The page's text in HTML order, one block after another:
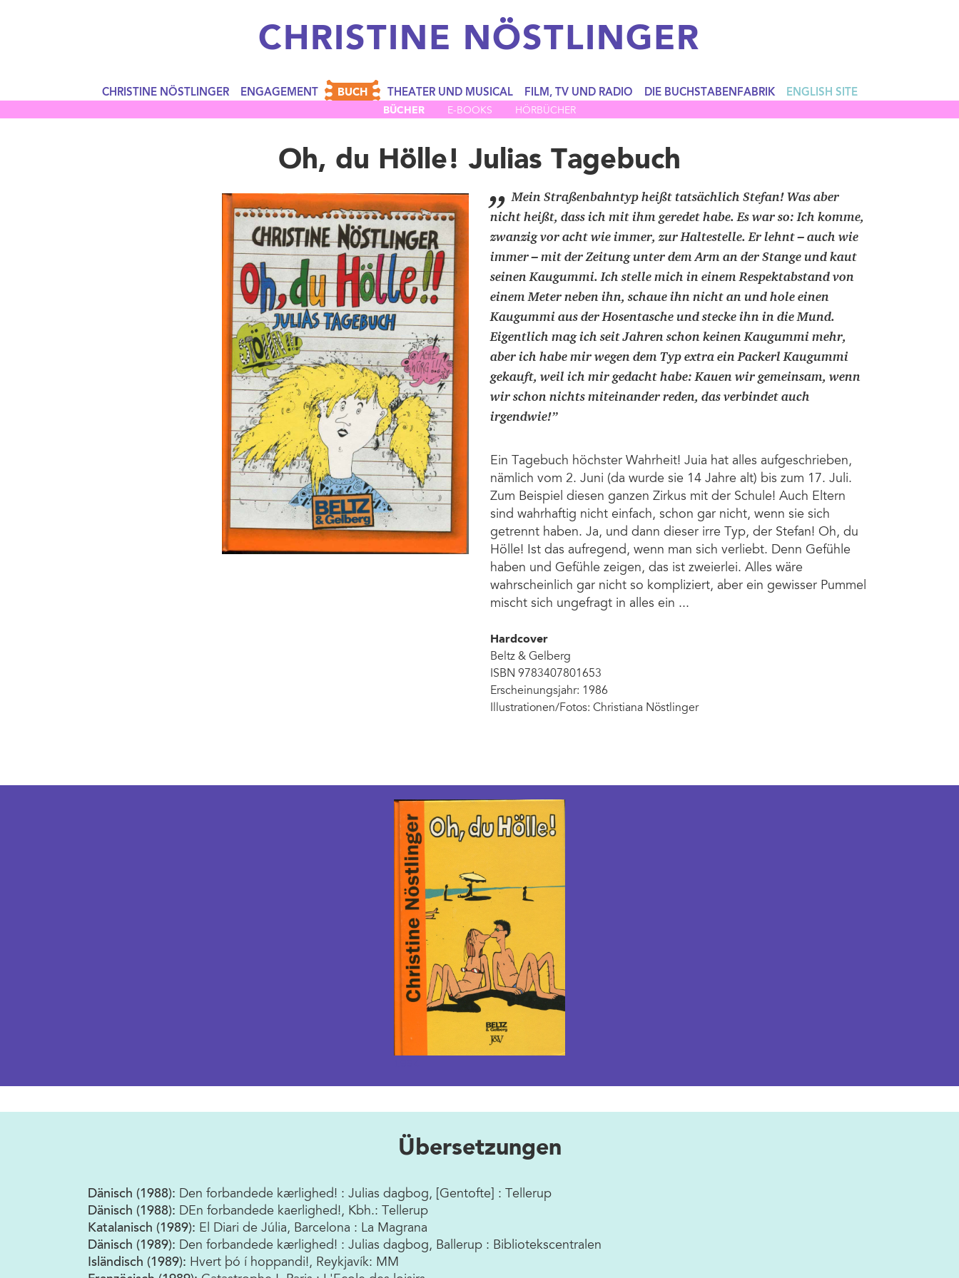
CHRISTINE NÖSTLINGER
CHRISTINE NÖSTLINGER ENGAGEMENT BUCH THEATER UND MUSICAL FILM, TV UND RADIO DIE BUCHSTABENFABRIK ENGLISH SITE
BÜCHER E-BOOKS HÖRBÜCHER
Oh, du Hölle! Julias Tagebuch
„ Mein Straßenbahntyp heißt tatsächlich Stefan! Was aber
nicht heißt, dass ich mit ihm geredet habe. Es war so: Ich komme,
zwanzig vor acht wie immer, zur Haltestelle. Er lehnt – auch wie
immer – mit der Zeitung unter dem Arm an der Stange und kaut
seinen Kaugummi. Ich stelle mich in einem Respektabstand von
einem Meter neben ihn, schaue ihn nicht an und hole einen
Kaugummi aus der Hosentasche und stecke ihn in die Mund.
Eigentlich mag ich seit Jahren schon keinen Kaugummi mehr,
aber ich habe mir wegen dem Typ extra ein Packerl Kaugummi
gekauft, weil ich mir gedacht habe: Kauen wir gemeinsam, wenn
wir schon nichts miteinander reden, das verbindet auch
irgendwie!”
Ein Tagebuch höchster Wahrheit! Juia hat alles aufgeschrieben,
nämlich vom 2. Juni (da wurde sie 14 Jahre alt) bis zum 17. Juli.
Zum Beispiel diesen ganzen Zirkus mit der Schule! Auch Eltern
sind wahrhaftig nicht einfach, schon gar nicht, wenn sie sich
getrennt haben. Ja, und dann dieser irre Typ, der Stefan! Oh, du
Hölle! Ist das aufregend, wenn man sich verliebt. Denn Gefühle
haben und Gefühle zeigen, das ist zweierlei. Alles wäre
wahrscheinlich gar nicht so kompliziert, aber ein gewisser Pummel
mischt sich ungefragt in alles ein ...
Hardcover
Beltz & Gelberg
ISBN 9783407801653
Erscheinungsjahr: 1986
Illustrationen/Fotos: Christiana Nöstlinger
Übersetzungen
Dänisch (1988): Den forbandede kærlighed! : Julias dagbog, [Gentofte] : Tellerup
Dänisch (1988): DEn forbandede kaerlighed!, Kbh.: Tellerup
Katalanisch (1989): El Diari de Júlia, Barcelona : La Magrana
Dänisch (1989): Den forbandede kærlighed! : Julias dagbog, Ballerup : Bibliotekscentralen
Isländisch (1989): Hvert þó í hoppandi!, Reykjavík: MM